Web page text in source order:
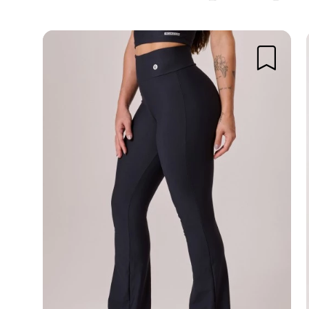
Patrícia S.
05/01/2026 às 15:11
Atividade:Academia
Ótimo tecido, exatamente do
para cada qual.
Melissa C.
05/01/2026 às 15:11